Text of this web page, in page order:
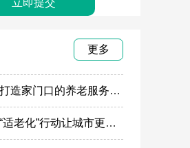
更多
上海虹口：打造家门口的养老服务“旗舰店”
江苏无锡：“适老化”行动让城市更有温度